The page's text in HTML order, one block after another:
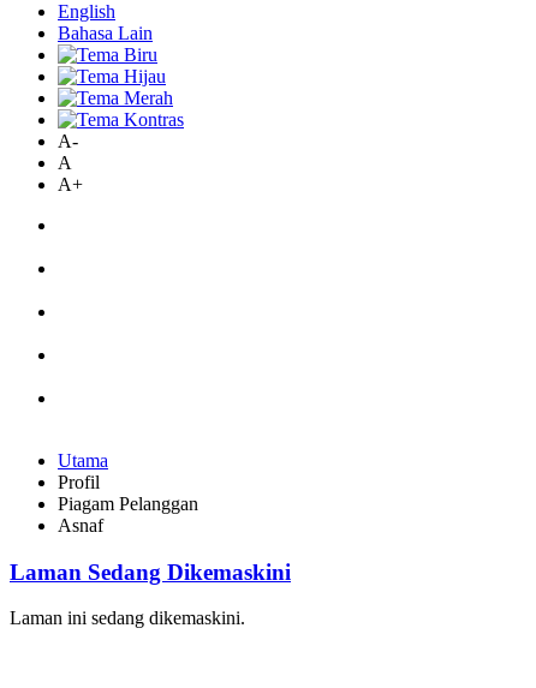
English
Bahasa Lain
A-
A
A+
Utama
Profil
Piagam Pelanggan
Asnaf
Laman Sedang Dikemaskini
Laman ini sedang dikemaskini.